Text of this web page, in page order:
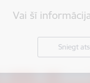
Vai šī
Sniegt